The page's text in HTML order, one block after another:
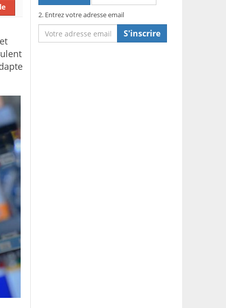
2. Entrez votre adresse email
S'inscrire